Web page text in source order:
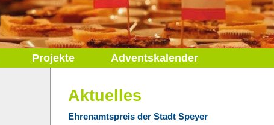
Projekte Adventskalender
Aktuelles
Ehrenamtspreis der Stadt Speyer